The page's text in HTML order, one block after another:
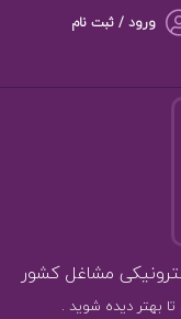
ورود / ثبت نام
بهتر دیده شوید .